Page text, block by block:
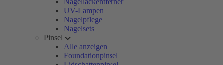
Nagellackentferner
UV-Lampen
Nagelpflege
Nagelsets
Pinsel
Alle anzeigen
Foundationpinsel